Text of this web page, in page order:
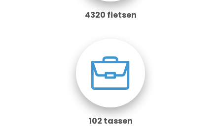
4320 fietsen
102 tassen